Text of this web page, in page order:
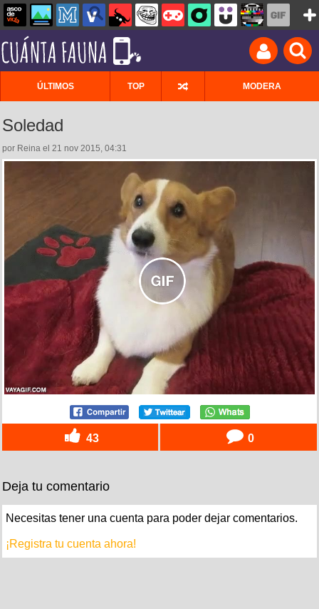
ÚLTIMOS TOP MODERA
Soledad
por Reina el 21 nov 2015, 04:31
43 0
Deja tu comentario
Necesitas tener una cuenta para poder dejar comentarios.
¡Registra tu cuenta ahora!